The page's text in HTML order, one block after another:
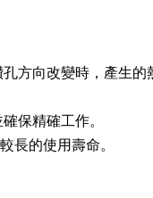
方向改變時，產生的
保精確工作。
長的使用壽命。